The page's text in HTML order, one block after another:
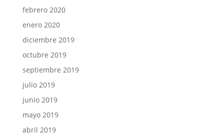
febrero 2020
enero 2020
diciembre 2019
octubre 2019
septiembre 2019
julio 2019
junio 2019
mayo 2019
abril 2019